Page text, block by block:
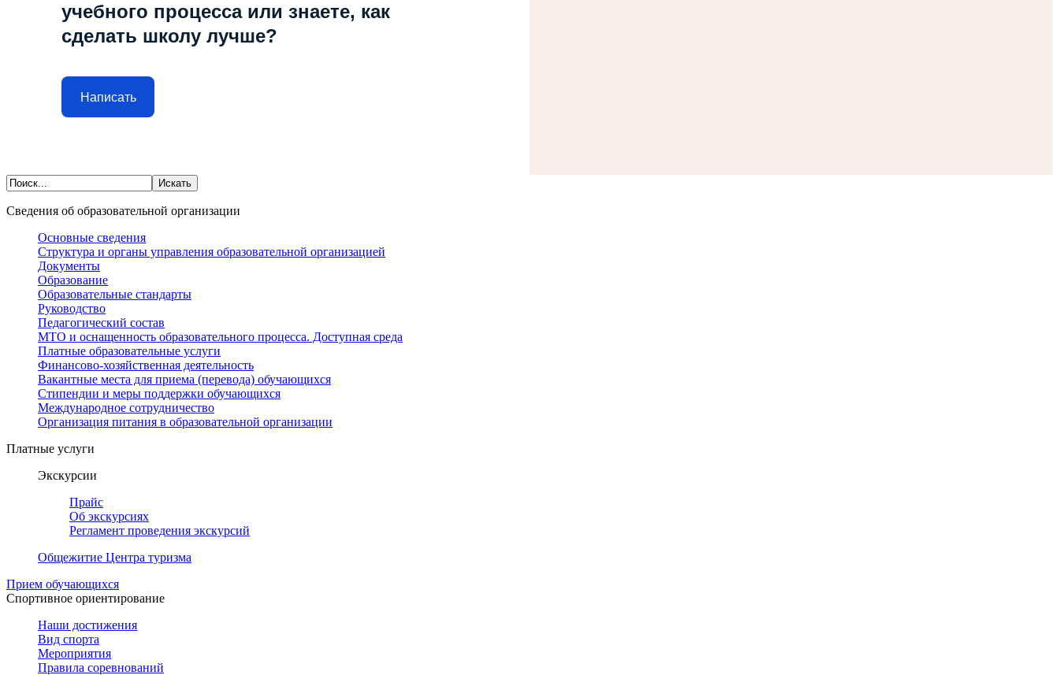
учебного процесса или знаете, как
сделать школу лучше?
Написать
Сведения об образовательной организации
Основные сведения
Структура и органы управления образовательной организацией
Документы
Образование
Образовательные стандарты
Руководство
Педагогический состав
МТО и оснащенность образовательного процесса. Доступная среда
Платные образовательные услуги
Финансово-хозяйственная деятельность
Вакантные места для приема (перевода) обучающихся
Стипендии и меры поддержки обучающихся
Международное сотрудничество
Организация питания в образовательной организации
Платные услуги
Экскурсии
Прайс
Об экскурсиях
Регламент проведения экскурсий
Общежитие Центра туризма
Прием обучающихся
Спортивное ориентирование
Наши достижения
Вид спорта
Мероприятия
Правила соревнований